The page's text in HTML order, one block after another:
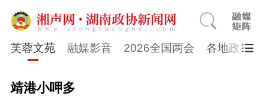
芙蓉文苑 融媒影音 2026全国两会 各地政协
靖港小呷多